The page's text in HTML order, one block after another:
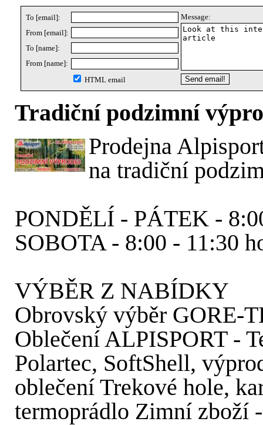
To [email]:
Message:
From [email]:
To [name]:
From [name]:
HTML email
Tradiční podzimní
Prodejna
na tradiční
PONDĚLÍ - PÁTEK -
SOBOTA - 8:00 - 11:30
VÝBĚR Z NABÍDKY
Obrovský výběr GORE-
Oblečení ALPISPORT -
Polartec, SoftShell,
oblečení Trekové hole,
termoprádlo Zimní zboží